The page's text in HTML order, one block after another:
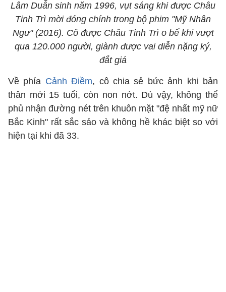
Lâm Duẫn sinh năm 1996, vụt sáng khi được Châu
Tinh Trì mời đóng chính trong bộ phim "Mỹ Nhân
Ngư" (2016). Cô được Châu Tinh Trì o bế khi vượt
qua 120.000 người, giành được vai diễn nặng ký,
đắt giá
Về phía Cảnh Điềm, cô chia sẻ bức ảnh khi bản
thân mới 15 tuổi, còn non nớt. Dù vậy, không thể
phủ nhận đường nét trên khuôn mặt "đệ nhất mỹ nữ
Bắc Kinh" rất sắc sảo và không hề khác biệt so với
hiện tại khi đã 33.